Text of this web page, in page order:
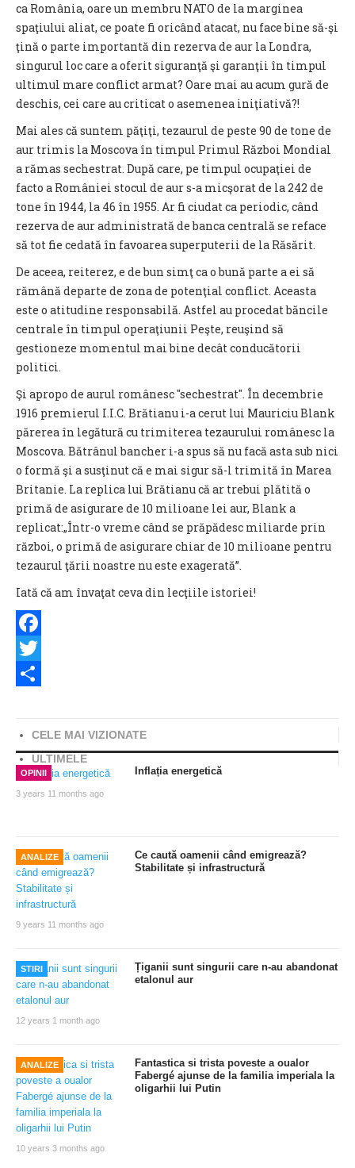
ca România, oare un membru NATO de la marginea
spaţiului aliat, ce poate fi oricând atacat, nu face bine să-şi
ţină o parte importantă din rezerva de aur la Londra,
singurul loc care a oferit siguranţă şi garanţii în timpul
ultimul mare conflict armat? Oare mai au acum gură de
deschis, cei care au criticat o asemenea iniţiativă?!
Mai ales că suntem păţiţi, tezaurul de peste 90 de tone de
aur trimis la Moscova în timpul Primul Război Mondial
a rămas sechestrat. După care, pe timpul ocupaţiei de
facto a României stocul de aur s-a micşorat de la 242 de
tone în 1944, la 46 în 1955. Ar fi ciudat ca periodic, când
rezerva de aur administrată de banca centrală se reface
să tot fie cedată în favoarea superputerii de la Răsărit.
De aceea, reiterez, e de bun simţ ca o bună parte a ei să
rămână departe de zona de potenţial conflict. Aceasta
este o atitudine responsabilă. Astfel au procedat băncile
centrale în timpul operaţiunii Peşte, reuşind să
gestioneze momentul mai bine decât conducătorii
politici.
Şi apropo de aurul românesc "sechestrat". În decembrie
1916 premierul I.I.C. Brătianu i-a cerut lui Mauriciu Blank
părerea în legătură cu trimiterea tezaurului românesc la
Moscova. Bătrânul bancher i-a spus să nu facă asta sub nici
o formă şi a susţinut că e mai sigur să-l trimită în Marea
Britanie. La replica lui Brătianu că ar trebui plătită o
primă de asigurare de 10 milioane lei aur, Blank a
replicat:„Într-o vreme când se prăpădesc miliarde prin
război, o primă de asigurare chiar de 10 milioane pentru
tezaurul ţării noastre nu este exagerată”.
Iată că am învaţat ceva din lecţiile istoriei!
Facebook
Twitter
CELE MAI VIZIONATE
ULTIMELE
OPINII
3 years 11 months ago
Inflația energetică
ANALIZE
9 years 11 months ago
Ce caută oamenii când emigrează?
Stabilitate și infrastructură
STIRI
12 years 1 month ago
Țiganii sunt singurii care n-au abandonat
etalonul aur
ANALIZE
10 years 3 months ago
Fantastica si trista poveste a oualor
Fabergé ajunse de la familia imperiala la
oligarhii lui Putin